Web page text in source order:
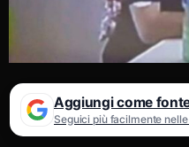
Aggiungi come
Seguici più facilmente